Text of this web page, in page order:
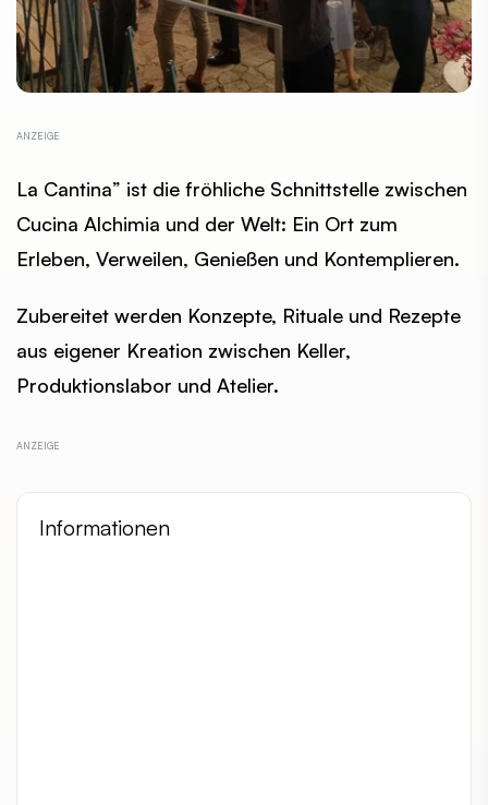
La Cantina” ist die fröhliche Schnittstelle zwischen
Cucina Alchimia und der Welt: Ein Ort zum
Erleben, Verweilen, Genießen und Kontemplieren.
Zubereitet werden Konzepte, Rituale und Rezepte
aus eigener Kreation zwischen Keller,
Produktionslabor und Atelier.
Informationen